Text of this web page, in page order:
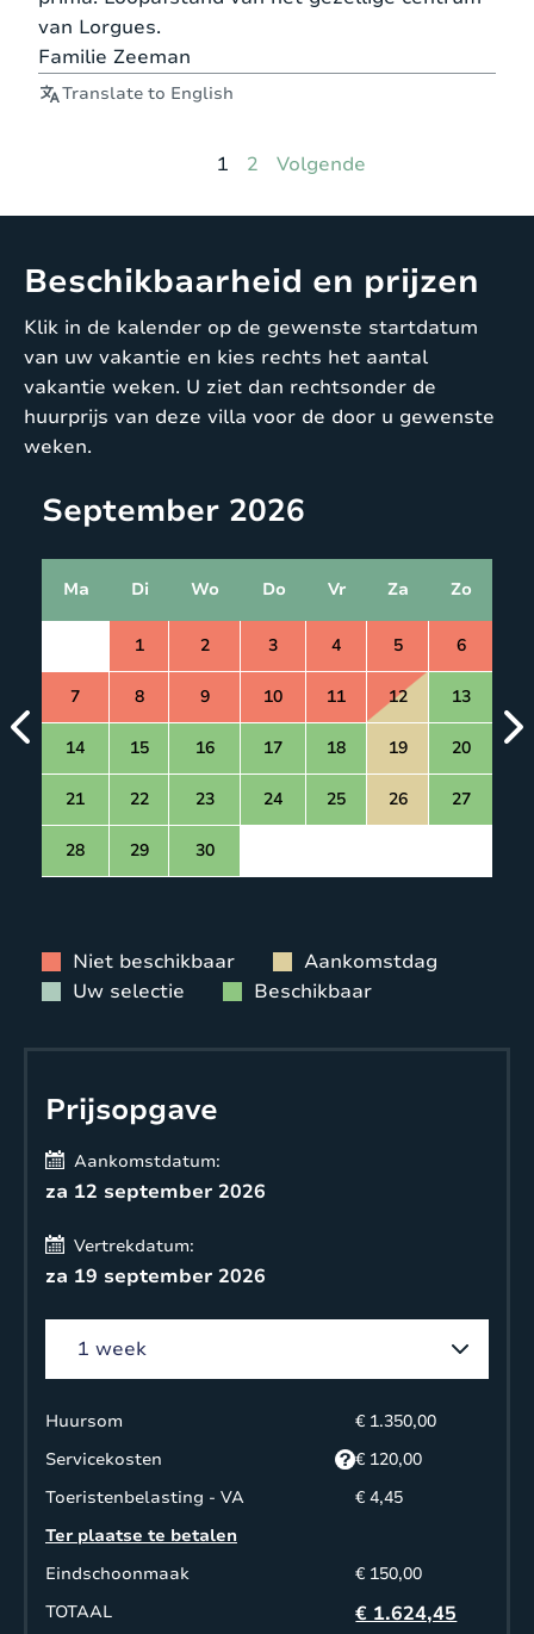
van Lorgues.
Familie Zeeman
Translate to English
Pagina
1 Pagina
2 Volgende
Beschikbaarheid en prijzen
Klik in de kalender op de gewenste startdatum
van uw vakantie en kies rechts het aantal
vakantie weken. U ziet dan rechtsonder de
huurprijs van deze villa voor de door u gewenste
weken.
September 2026
Ma Di Wo Do Vr Za Zo
1 2 3 4 5 6
7 8 9 10 11 12 13
14 15 16 17 18 19 20
21 22 23 24 25 26 27
28 29 30
Niet beschikbaar
Aankomstdag
Uw selectie
Beschikbaar
Prijsopgave
Aankomstdatum:
za 12 september 2026
Vertrekdatum:
za 19 september 2026
Huursom
€ 1.350,00
Servicekosten
€ 120,00
Toeristenbelasting - VA
€ 4,45
Ter plaatse te betalen
Eindschoonmaak
€ 150,00
TOTAAL
€ 1.624,45